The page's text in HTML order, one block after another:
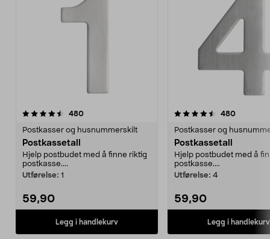
480anmeldelser
Postkasser og husnummerskilt
Postkassetall
Hjelp postbudet med å finne riktig
postkasse....
Utførelse: 1
59,90
Legg i handlekurv
4.5av 5 stjerner 480
Postkasser og
Postkassetall
Hjelp postbudet med å
postkasse....
Utførelse: 4
59,90
Legg i handlekurv
4.5av 5 stjerner